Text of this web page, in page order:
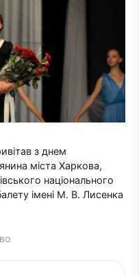
з днем
міста Харкова,
національного
імені М. В. Лисенка